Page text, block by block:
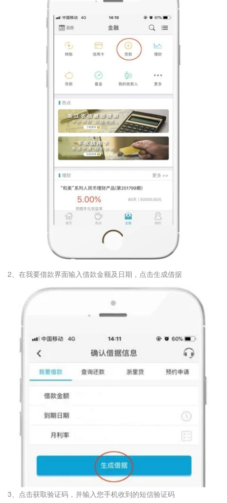
2、在我要借款界面输入借款金额及日期，点击生成借据
3、点击获取验证码，并输入您手机收到的短信验证码